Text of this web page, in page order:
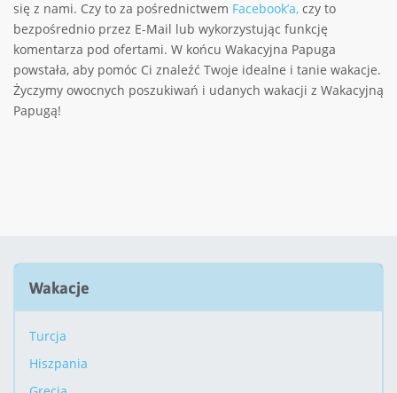
się z nami. Czy to za pośrednictwem Facebook’a, czy to
bezpośrednio przez E-Mail lub wykorzystując funkcję
komentarza pod ofertami. W końcu Wakacyjna Papuga
powstała, aby pomóc Ci znaleźć Twoje idealne i tanie wakacje.
Życzymy owocnych poszukiwań i udanych wakacji z Wakacyjną
Papugą!
Wakacje
Turcja
Hiszpania